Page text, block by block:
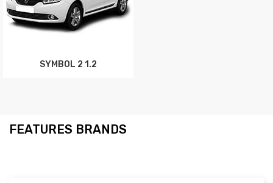
SYMBOL 2 1.2
FEATURES BRANDS